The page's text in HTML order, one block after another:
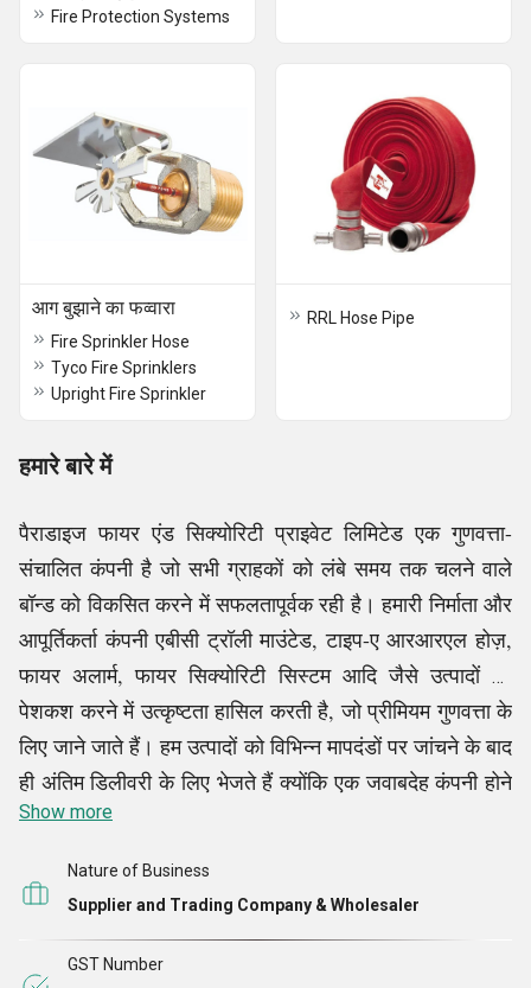
Fire Protection Systems
आग बुझाने का फव्वारा
Fire Sprinkler Hose
Tyco Fire Sprinklers
Upright Fire Sprinkler
RRL Hose Pipe
हमारे बारे में
पैराडाइज फायर एंड सिक्योरिटी प्राइवेट लिमिटेड एक गुणवत्ता-
संचालित कंपनी है जो सभी ग्राहकों को लंबे समय तक चलने वाले
बॉन्ड को विकसित करने में सफलतापूर्वक रही है। हमारी निर्माता और
आपूर्तिकर्ता कंपनी एबीसी ट्रॉली माउंटेड, टाइप-ए आरआरएल होज़,
फायर अलार्म, फायर सिक्योरिटी सिस्टम आदि जैसे उत्पादों की
पेशकश करने में उत्कृष्टता हासिल करती है, जो प्रीमियम गुणवत्ता के
लिए जाने जाते हैं। हम उत्पादों को विभिन्न मापदंडों पर जांचने के बाद
ही अंतिम डिलीवरी के लिए भेजते हैं क्योंकि एक जवाबदेह कंपनी होने
के नाते यह हमारा कर्तव्य है। हम फीडबैक देने और प्राप्त सुझावों को
तदनुसार उत्पाद की गुणवत्ता बढ़ा सकें।
Show more
Nature of Business
Supplier and Trading Company & Wholesaler
GST Number